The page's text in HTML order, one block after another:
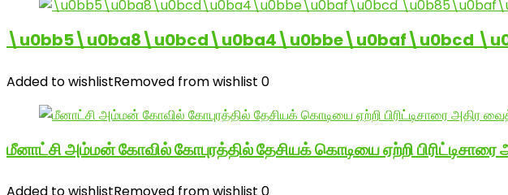
\u0bb5\u0ba8\u0bcd\u0ba4\u0bbe\u0baf\u0bcd
Added to wishlistRemoved from wishlist 0
மீனாட்சி அம்மன் கோவில் கோபுரத்தில் தேசியக் கொடியை ஏற்றி